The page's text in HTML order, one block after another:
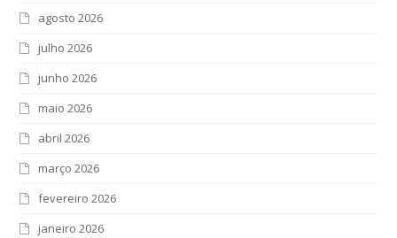
agosto 2026
julho 2026
junho 2026
maio 2026
abril 2026
março 2026
fevereiro 2026
janeiro 2026